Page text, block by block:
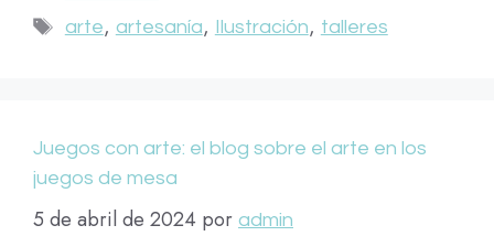
arte,artesanía, Ilustración,talleres
Juegos con arte: el blog sobre el arte en los
juegos de mesa
5 de abril de 2024 por admin